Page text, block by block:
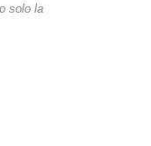
solo la